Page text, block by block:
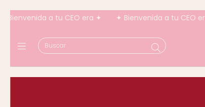
a tu CEO era ✦ ✦ Bienvenida a tu CEO era ✦